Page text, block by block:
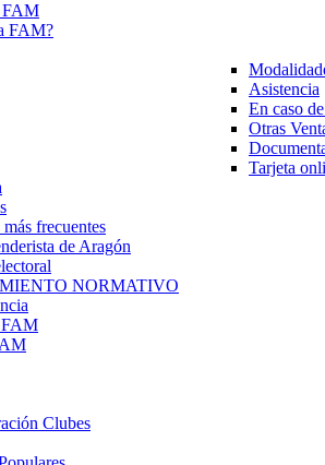
FAM
FAM?
Asistencia
En caso
Otras
Tarjeta
frecuentes
de Aragón
NORMATIVO
FAM
Clubes